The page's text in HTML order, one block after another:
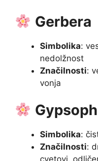
Gerbera
Simbolika:
nedolžnost
Značilnosti:
vonja
Simbolika:
Značilnosti: